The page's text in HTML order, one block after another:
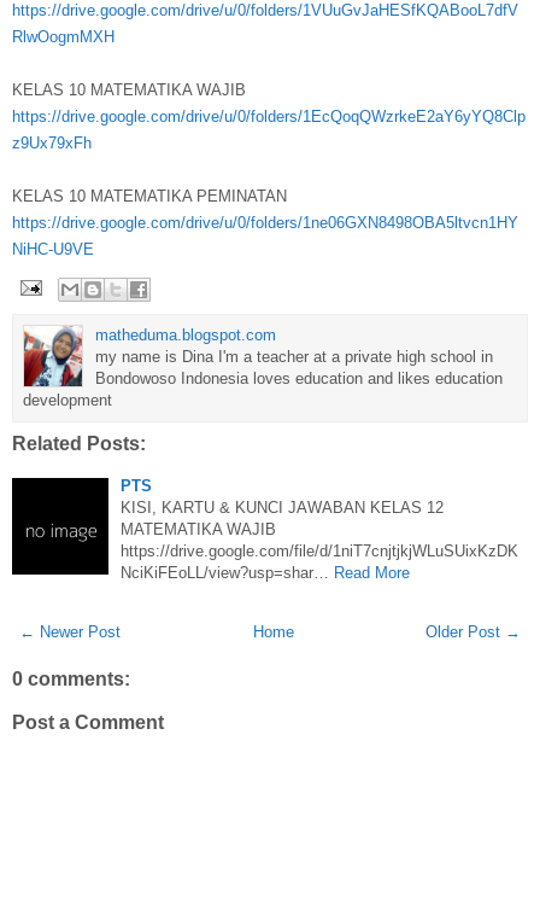
https://drive.google.com/drive/u/0/folders/1VUuGvJaHESfKQABooL7dfV
RlwOogmMXH
KELAS 10 MATEMATIKA WAJIB
https://drive.google.com/drive/u/0/folders/1EcQoqQWzrkeE2aY6yYQ8Clp
z9Ux79xFh
KELAS 10 MATEMATIKA PEMINATAN
https://drive.google.com/drive/u/0/folders/1ne06GXN8498OBA5ltvcn1HY
NiHC-U9VE
matheduma.blogspot.com
my name is Dina I'm a teacher at a private high school in
Bondowoso Indonesia loves education and likes education
development
Related Posts:
PTS
KISI, KARTU & KUNCI JAWABAN KELAS 12
MATEMATIKA WAJIB
https://drive.google.com/file/d/1niT7cnjtjkjWLuSUixKzDK
NciKiFEoLL/view?usp=shar…
Read More
← Newer Post Older Post →
Home
0 comments:
Post a Comment